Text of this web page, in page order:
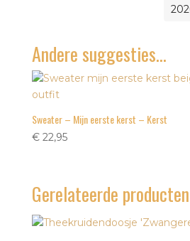
Andere suggesties…
Sweater – Mijn eerste kerst – Kerst
€22,95
Gerelateerde producten